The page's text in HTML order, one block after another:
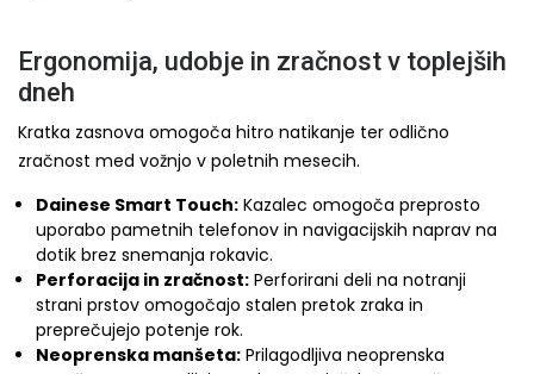
Ergonomija, udobje in zračnost v toplejših
dneh
Kratka zasnova omogoča hitro natikanje ter odlično
zračnost med vožnjo v poletnih mesecih.
Dainese Smart Touch: Kazalec omogoča preprosto
uporabo pametnih telefonov in navigacijskih naprav na
dotik brez snemanja rokavic.
Perforacija in zračnost: Perforirani deli na notranji
strani prstov omogočajo stalen pretok zraka in
preprečujejo potenje rok.
Neoprenska manšeta: Prilagodljiva neoprenska